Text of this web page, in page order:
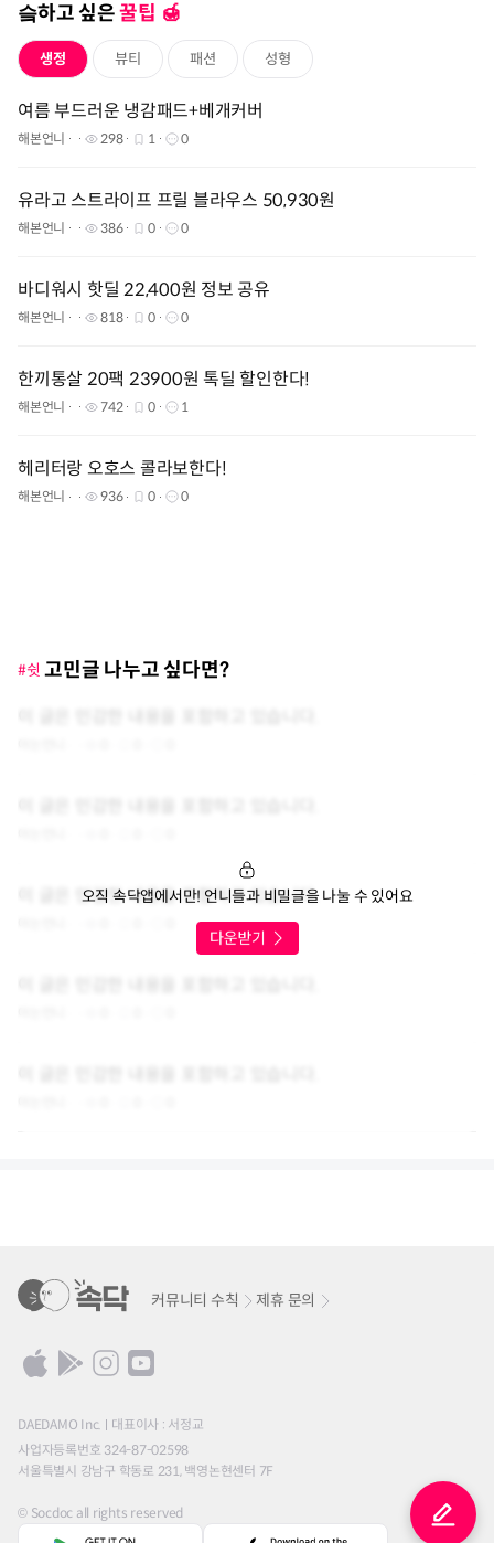
슼하고 싶은꿀팁 🍯️
생정 뷰티 패션 성형
여름 부드러운 냉감패드+베개커버
해본언니 298 1 0
유라고 스트라이프 프릴 블라우스 50,930원
해본언니 386 0 0
바디워시 핫딜 22,400원 정보 공유
해본언니 818 0 0
한끼통살 20팩 23900원 톡딜 할인한다!
해본언니 742 0 1
헤리터랑 오호스 콜라보한다!
해본언니 936 0 0
#쉿 고민글 나누고 싶다면?
이 글은 민감한 내용을 포함하고 있습니다.
오직 속닥앱에서만! 언니들과 비밀글을 나눌 수 있어요
커뮤니티 수칙 제휴 문의
DAEDAMO Inc.
대표이사 : 서정교
사업자등록번호 324-87-02598
서울특별시 강남구 학동로 231, 백영논현센터 7F
© Socdoc all rights reserved